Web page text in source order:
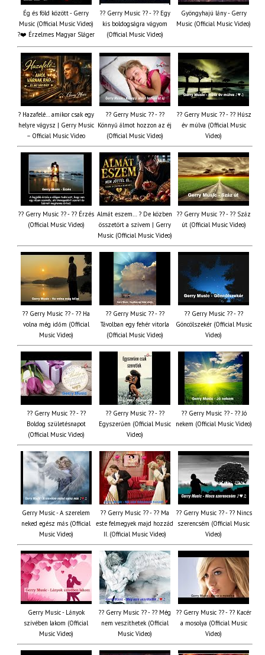
Ég és föld között - Gerry
Music (Official Music Video)
?❤️ Érzelmes Magyar Sláger
?? Gerry Music ?? - ?? Egy
kis boldogságra vágyom
(Official Music Video)
Gyöngyhajú lány - Gerry
Music (Official Music Video)
? Hazafelé… amikor csak egy
helyre vágysz | Gerry Music
– Official Music Video
?? Gerry Music ?? - ??
Könnyű álmot hozzon az éj
(Official Music Video)
?? Gerry Music ?? - ?? Húsz
év múlva (Official Music
Video)
?? Gerry Music ?? - ?? Érzés
(Official Music Video)
Almát eszem… ? De közben
összetört a szívem | Gerry
Music (Official Music Video)
?? Gerry Music ?? - ?? Száz
út (Official Music Video)
?? Gerry Music ?? - ?? Ha
volna még időm (Official
Music Video)
?? Gerry Music ?? - ??
Távolban egy fehér vitorla
(Official Music Video)
?? Gerry Music ?? - ??
Göncölszekér (Official Music
Video)
?? Gerry Music ?? - ??
Boldog születésnapot
(Official Music Video)
?? Gerry Music ?? - ??
Egyszerűen (Official Music
Video)
?? Gerry Music ?? - ?? Jó
nekem (Official Music Video)
Gerry Music - A szerelem
neked egész más (Official
Music Video)
?? Gerry Music ?? - ?? Ma
este felmegyek majd hozzád
II. (Official Music Video)
?? Gerry Music ?? - ?? Nincs
szerencsém (Official Music
Video)
Gerry Music - Lányok
szívében lakom (Official
Music Video)
?? Gerry Music ?? - ?? Még
nem veszíthetek (Official
Music Video)
?? Gerry Music ?? - ?? Kacér
a mosolya (Official Music
Video)